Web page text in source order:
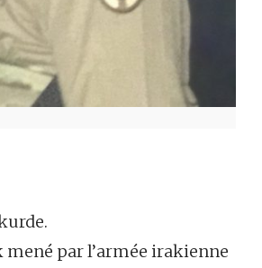
mené par l’armée irakienne